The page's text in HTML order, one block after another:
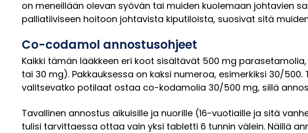
on meneillään olevan syövän tai muiden kuolemaan johtavien
palliatiiviseen hoitoon johtavista kiputiloista, suosivat sitä
Co-codamol annostusohjeet
Kaikki tämän lääkkeen eri koot sisältävät 500 mg
tai 30 mg). Pakkauksessa on kaksi numeroa, esimerkiksi 30/
valitsevatko potilaat ostaa co-kodamolia 30/500 mg, sillä
Tavallinen annostus aikuisille ja nuorille (16-vuotiaille ja sitä
tulisi tarvittaessa ottaa vain yksi tabletti 6 tunnin välein. Näillä